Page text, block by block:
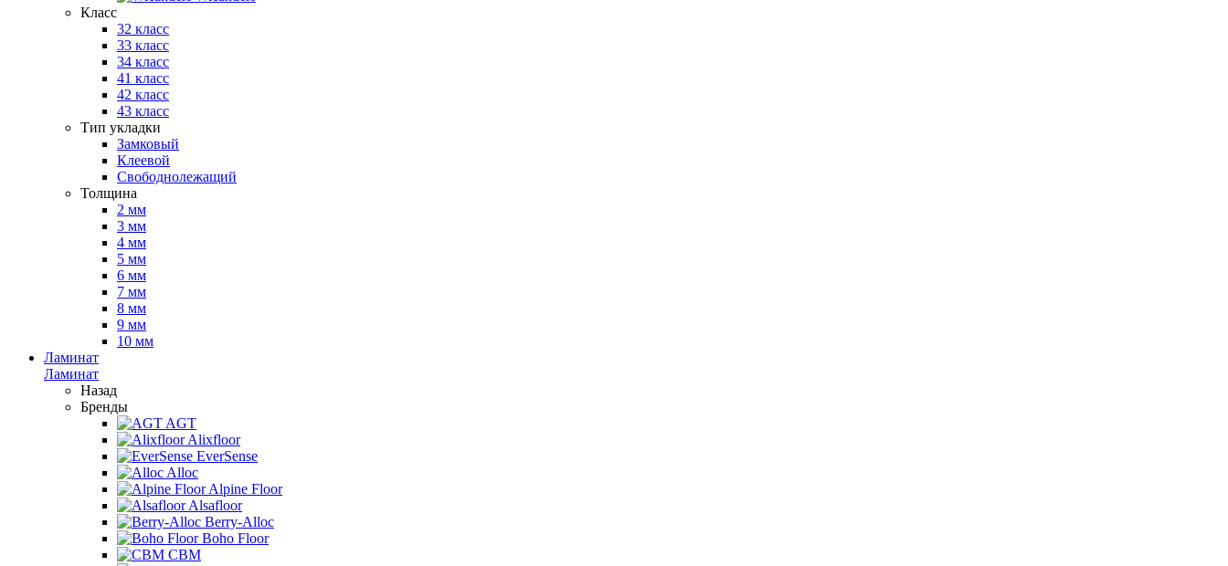
Класс
32 класс
33 класс
34 класс
41 класс
42 класс
43 класс
Тип укладки
Замковый
Клеевой
Свободнолежащий
Толщина
2 мм
3 мм
4 мм
5 мм
6 мм
7 мм
8 мм
9 мм
10 мм
Ламинат
Ламинат
Назад
Бренды
AGT
Alixfloor
EverSense
Alloc
Alpine Floor
Alsafloor
Berry-Alloc
Boho Floor
CBM